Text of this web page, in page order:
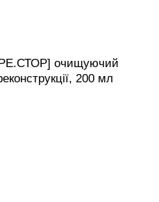
очищуючий
200 мл